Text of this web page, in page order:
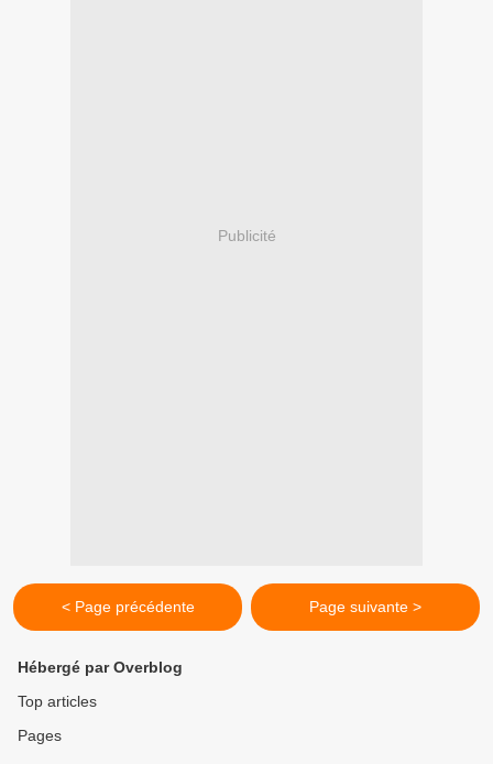
Publicité
< Page précédente Page suivante >
Hébergé par Overblog
Top articles
Pages